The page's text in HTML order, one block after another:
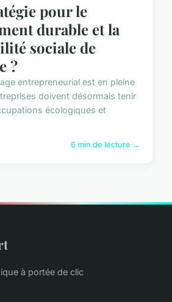
pour le
durable et la
sociale de
?
entrepreneurial est en pleine
doivent désormais tenir
écologiques et
6 min de lecture →
à portée de clic